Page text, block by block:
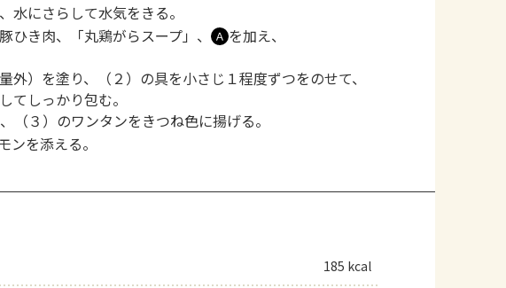
水にさらして水気をきる。
ひき肉、「丸鶏がらスープ」、 Ａ を加え、
外）を塗り、（２）の具を小さじ１程度ずつをのせて、
てしっかり包む。
（３）のワンタンをきつね色に揚げる。
ンを添える。
185 kcal